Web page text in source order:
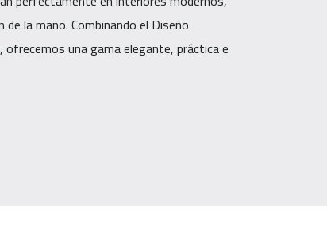
la mano. Combinando el Diseño
una gama elegante, práctica e